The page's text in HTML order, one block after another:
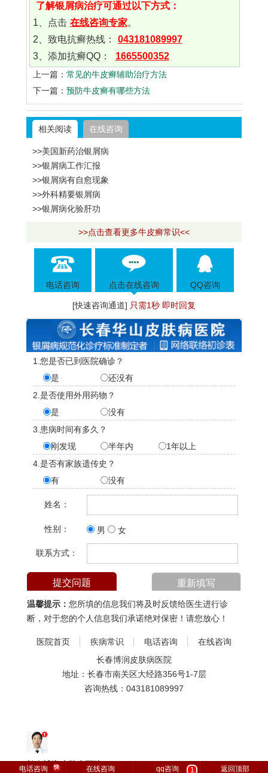
了解银屑病治疗可通过以下方式：
1、点击 在线咨询专家。
2、致电抗癣热线：
043181089997
3、添加抗癣QQ：
1665500352
上一篇： 常见的牛皮癣辅助治疗方法
下一篇： 预防牛皮癣有哪些方法
相关阅读 在线咨询
>>美国新药治银屑病
>>银屑病工作汇报
>>银屑病有自愈现象
>>外科精要银屑病
>>银屑病化验肝功
>>点击查看更多牛皮癣常识<<
电话咨询 点击在线咨询 QQ咨询
[快速咨询通道] 只需1秒 即时回复
1.您是否已到医院确诊？
是
还没有
2.是否使用外用药物？
是
没有
3.患病时间有多久？
刚发现
半年内
1年以上
4.是否有家族遗传史？
有
没有
姓名：
性别： 男 女
联系方式：
温馨提示： 您所填的信息我们将及时反馈给医生进行诊
断，对于您的个人信息我们承诺绝对保密！请您放心！
医院首页 疾病常识 电话咨询
在线咨询
长春博润皮肤病医院
地址：长春市南关区大经路356号1-7层
咨询热线： 043181089997
电话咨询 快 在线咨询 qq咨询 1 返回顶部
长春博润皮肤病医院